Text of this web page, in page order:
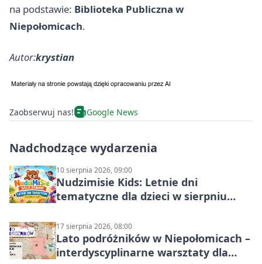
na podstawie: Biblioteka Publiczna w
Niepołomicach.
Autor:krystian
Zaobserwuj nas! Google News
Nadchodzące wydarzenia
10 sierpnia 2026, 09:00
Nudzimisie Kids: Letnie dni
tematyczne dla dzieci w sierpniu
17 sierpnia 2026, 08:00
Lato podróżników w Niepołomicach –
interdyscyplinarne warsztaty dla